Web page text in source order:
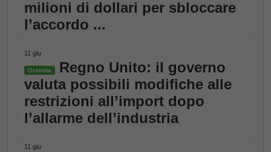
milioni di dollari per sbloccare
l’accordo ...
11 giu
Gratuita
Regno Unito: il governo
valuta possibili modifiche alle
restrizioni all’import dopo
l’allarme dell’industria
11 giu